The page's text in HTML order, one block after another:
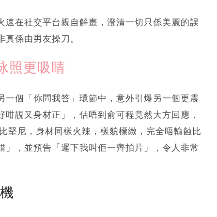
在社交平台親自解畫，澄清一切只係美麗的誤
係由男友操刀。
照更吸睛
個「你問我答」環節中，意外引爆另一個更震
靚又身材正」，估唔到俞可程竟然大方回應，
堅尼，身材同樣火辣，樣貌標緻，完全唔輸蝕比
，並預告「遲下我叫佢一齊拍片」，令人非常